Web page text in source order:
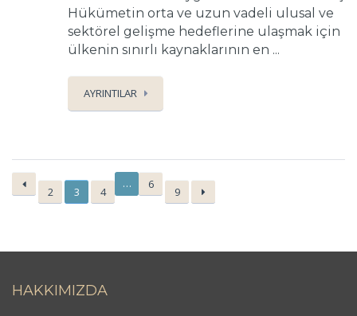
Hükümetin orta ve uzun vadeli ulusal ve
sektörel gelişme hedeflerine ulaşmak için
ülkenin sınırlı kaynaklarının en ...
AYRINTILAR
2 3 4
… 6
9
HAKKIMIZDA